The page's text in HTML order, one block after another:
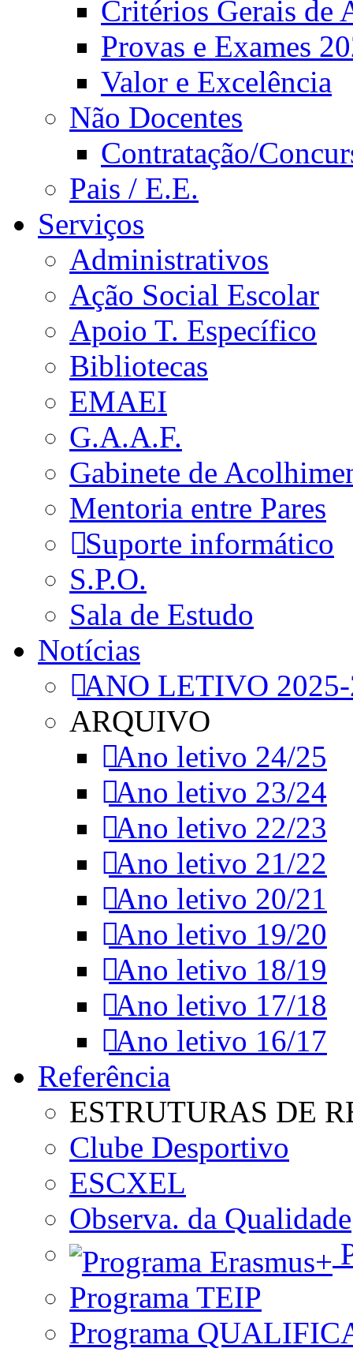
Critérios Gerais de
Provas e Exames
Valor e Excelência
Não Docentes
Contratação/
Pais / E.E.
Serviços
Administrativos
Ação Social Escolar
Apoio T. Específico
Bibliotecas
EMAEI
G.A.A.F.
Gabinete de
Mentoria entre Pares
Suporte informático
S.P.O.
Sala de Estudo
Notícias
ANO LETIVO
ARQUIVO
Ano letivo 24/25
Ano letivo 23/24
Ano letivo 22/23
Ano letivo 21/22
Ano letivo 20/21
Ano letivo 19/20
Ano letivo 18/19
Ano letivo 17/18
Ano letivo 16/17
Referência
ESTRUTURAS DE
Clube Desportivo
ESCXEL
Observa. da Qualidade
Programa TEIP
Programa